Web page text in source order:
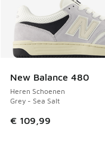
New Balance 480
Heren Schoenen
Grey - Sea Salt
€ 109,99